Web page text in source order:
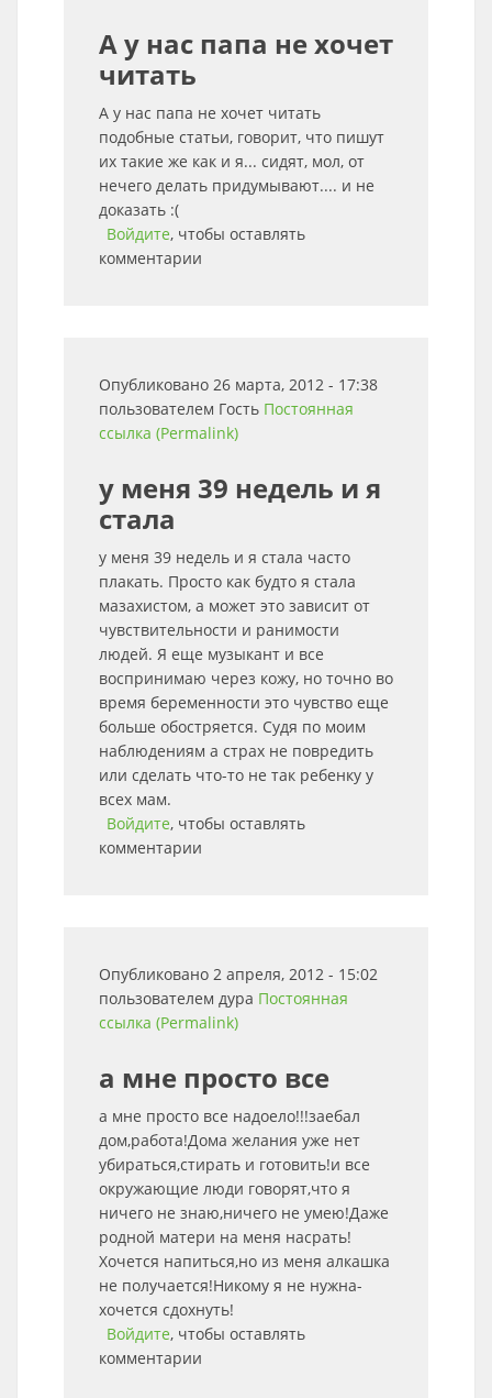
А у нас папа не хочет
читать
А у нас папа не хочет читать
подобные статьи, говорит, что пишут
их такие же как и я... сидят, мол, от
нечего делать придумывают.... и не
доказать :(
Войдите, чтобы оставлять
комментарии
Опубликовано 26 марта, 2012 - 17:38
пользователем Гость Постоянная
ссылка (Permalink)
у меня 39 недель и я
стала
у меня 39 недель и я стала часто
плакать. Просто как будто я стала
мазахистом, а может это зависит от
чувствительности и ранимости
людей. Я еще музыкант и все
воспринимаю через кожу, но точно во
время беременности это чувство еще
больше обостряется. Судя по моим
наблюдениям а страх не повредить
или сделать что-то не так ребенку у
всех мам.
Войдите, чтобы оставлять
комментарии
Опубликовано 2 апреля, 2012 - 15:02
пользователем дура Постоянная
ссылка (Permalink)
а мне просто все
а мне просто все надоело!!!заебал
дом,работа!Дома желания уже нет
убираться,стирать и готовить!и все
окружающие люди говорят,что я
ничего не знаю,ничего не умею!Даже
родной матери на меня насрать!
Хочется напиться,но из меня алкашка
не получается!Никому я не нужна-
хочется сдохнуть!
Войдите, чтобы оставлять
комментарии